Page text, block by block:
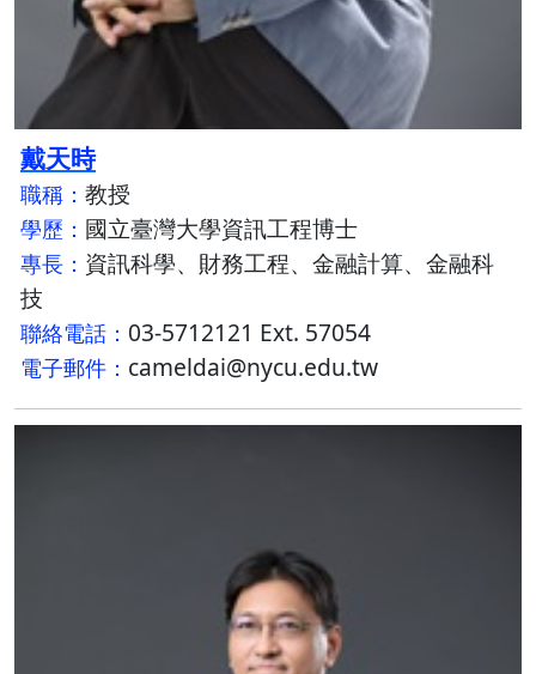
戴天時
職稱： 教授
學歷： 國立臺灣大學資訊工程博士
專長： 資訊科學、財務工程、金融計算、金融科
技
聯絡電話： 03-5712121 Ext. 57054
電子郵件： cameldai@nycu.edu.tw